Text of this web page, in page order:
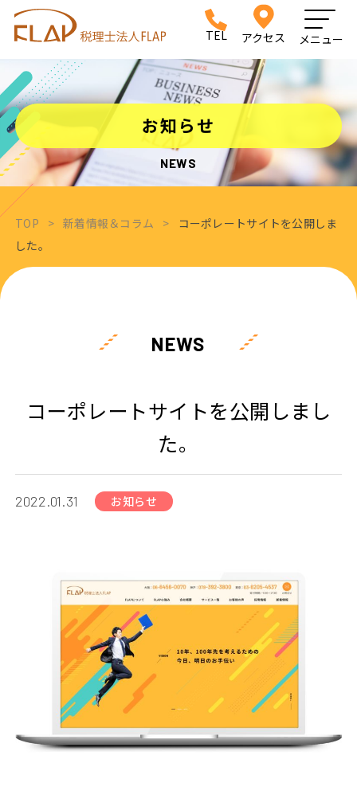
メニュー
アクセス
TEL
NEWS
お知らせ
TOP > 新着情報＆コラム >
コーポレートサイトを公開しま
した。
NEWS
コーポレートサイトを公開しまし
た。
2022.01.31 お知らせ